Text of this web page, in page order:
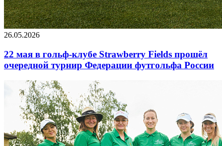
26.05.2026
22 мая в гольф-клубе Strawberry Fields прошёл
очередной турнир Федерации футгольфа России